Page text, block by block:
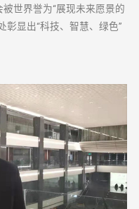
世界誉为“展现未来愿景的
彰显出“科技、智慧、绿色”